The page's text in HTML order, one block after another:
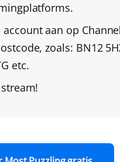
account aan op
zoals: BN12
etc.